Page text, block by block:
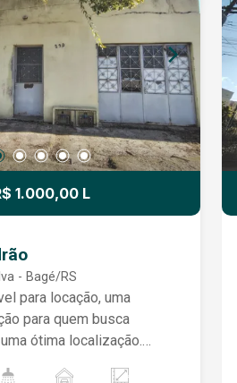
natural.
região privilegiada,
a comércios,
conveniências.
1.000,00 L
- Bagé/RS
para locação, uma
para quem busca
ótima localização.